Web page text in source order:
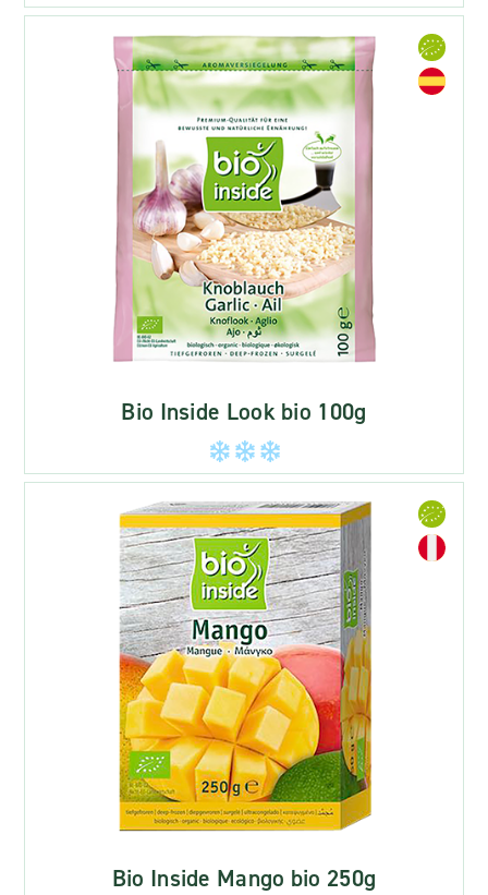
Bio Inside Look bio 100g
Bio Inside Mango bio 250g